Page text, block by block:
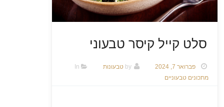
סלט קייל קיסר טבעוני
פברואר 7, 2024 by טבעונות
מתכונים טבעוניים